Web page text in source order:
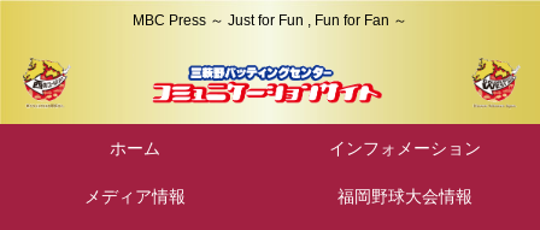
MBC Press ～ Just for Fun , Fun for Fan ～
ホーム インフォメーション
メディア情報 福岡野球大会情報